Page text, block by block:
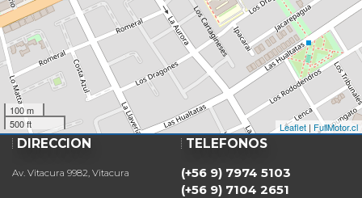
100 m
500 ft
Leaflet | FullMotor.cl
DIRECCIÓN
Av. Vitacura 9982, Vitacura
TELÉFONOS
(+56 9) 7974 5103
(+56 9) 7104 2651